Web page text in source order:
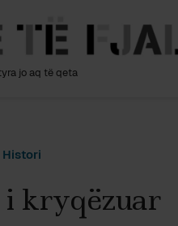
jo aq të qeta
Histori
kryqëzuar